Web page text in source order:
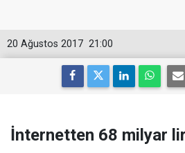
21:00
20 Ağustos 2017
İnternetten 68 milyar